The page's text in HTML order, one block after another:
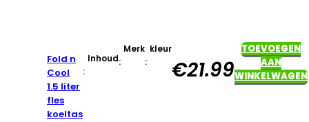
Fold n
Cool
1.5 liter
fles
koeltas
Inhoud
:
Merk
:
kleur
:
€21.99
TOEVOEGEN
AAN
WINKELWAGEN